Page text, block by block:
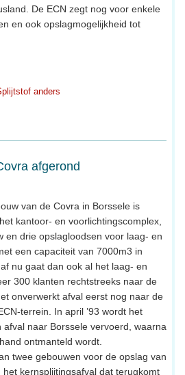
De ECN zegt nog voor enkele
en ook opslagmogelijkheid tot
anders
afgerond
van de Covra in Borssele is
kantoor- en voorlichtingscomplex,
en drie opslagloodsen voor laag- en
een capaciteit van 7000m3 in
nu gaat dan ook al het laag- en
300 klanten rechtstreeks naar de
onverwerkt afval eerst nog naar de
terrein. In april ’93 wordt het
naar Borssele vervoerd, waarna
ontmanteld wordt.
twee gebouwen voor de opslag van
kernsplijtingsafval dat terugkomt